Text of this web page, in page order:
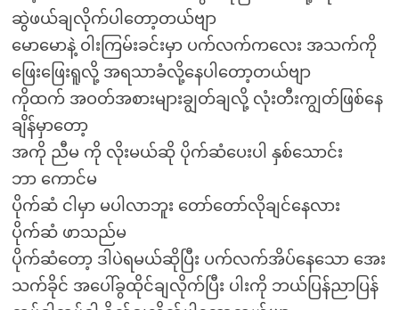
ဆွဲဖယ်ချလိုက်ပါတော့တယ်ဗျာ
မောမောနဲ့ ဝါးကြမ်းခင်းမှာ ပက်လက်ကလေး အသက်ကို
ဖြေးဖြေးရူလို့ အရသာခံလို့နေပါတော့တယ်ဗျာ
ကိုထက် အဝတ်အစားများချွတ်ချလို့ လုံးတီးကျွတ်ဖြစ်နေ
ချိန်မှာတော့
အကို ညီမ ကို လိုးမယ်ဆို ပိုက်ဆံပေးပါ နှစ်သောင်း
ဘာ ကောင်မ
ပိုက်ဆံ ငါမှာ မပါလာဘူး တော်တော်လိုချင်နေလား
ပိုက်ဆံ ဖာသည်မ
ပိုက်ဆံတော့ ဒါပဲရမယ်ဆိုပြီး ပက်လက်အိပ်နေသော အေး
သက်ခိုင် အပေါ်ခွထိုင်ချလိုက်ပြီး ပါးကို ဘယ်ပြန်ညာပြန်